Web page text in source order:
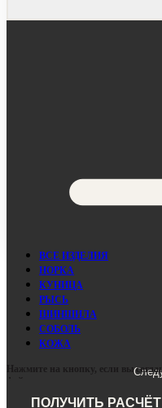
ПОЛУЧИТЬ РАСЧЁТ
ВСЕ ИЗДЕЛИЯ
НОРКА
КУНИЦА
РЫСЬ
ШИНШИЛА
СОБОЛЬ
КОЖА
Нажмите на кнопку, если вы
файлов и данных о поведении на